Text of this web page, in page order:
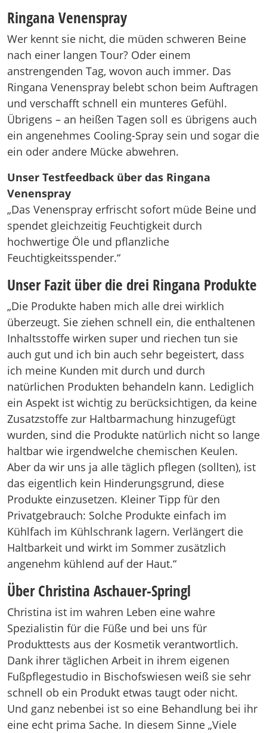
Ringana Venenspray
Wer kennt sie nicht, die müden schweren Beine
nach einer langen Tour? Oder einem
anstrengenden Tag, wovon auch immer. Das
Ringana Venenspray belebt schon beim Auftragen
und verschafft schnell ein munteres Gefühl.
Übrigens – an heißen Tagen soll es übrigens auch
ein angenehmes Cooling-Spray sein und sogar die
ein oder andere Mücke abwehren.
Unser Testfeedback über das Ringana
Venenspray
„Das Venenspray erfrischt sofort müde Beine und
spendet gleichzeitig Feuchtigkeit durch
hochwertige Öle und pflanzliche
Feuchtigkeitsspender.“
Unser Fazit über die drei Ringana Produkte
„Die Produkte haben mich alle drei wirklich
überzeugt. Sie ziehen schnell ein, die enthaltenen
Inhaltsstoffe wirken super und riechen tun sie
auch gut und ich bin auch sehr begeistert, dass
ich meine Kunden mit durch und durch
natürlichen Produkten behandeln kann. Lediglich
ein Aspekt ist wichtig zu berücksichtigen, da keine
Zusatzstoffe zur Haltbarmachung hinzugefügt
wurden, sind die Produkte natürlich nicht so lange
haltbar wie irgendwelche chemischen Keulen.
Aber da wir uns ja alle täglich pflegen (sollten), ist
das eigentlich kein Hinderungsgrund, diese
Produkte einzusetzen. Kleiner Tipp für den
Privatgebrauch: Solche Produkte einfach im
Kühlfach im Kühlschrank lagern. Verlängert die
Haltbarkeit und wirkt im Sommer zusätzlich
angenehm kühlend auf der Haut.“
Über Christina Aschauer-Springl
Christina ist im wahren Leben eine wahre
Spezialistin für die Füße und bei uns für
Produkttests aus der Kosmetik verantwortlich.
Dank ihrer täglichen Arbeit in ihrem eigenen
Fußpflegestudio in Bischofswiesen weiß sie sehr
schnell ob ein Produkt etwas taugt oder nicht.
Und ganz nebenbei ist so eine Behandlung bei ihr
eine echt prima Sache. In diesem Sinne „Viele